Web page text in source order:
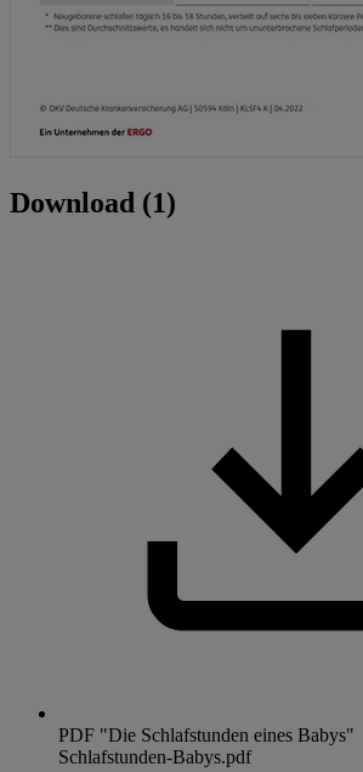
Download (1)
PDF "Die Schlafstunden eines Babys"
Schlafstunden-Babys.pdf